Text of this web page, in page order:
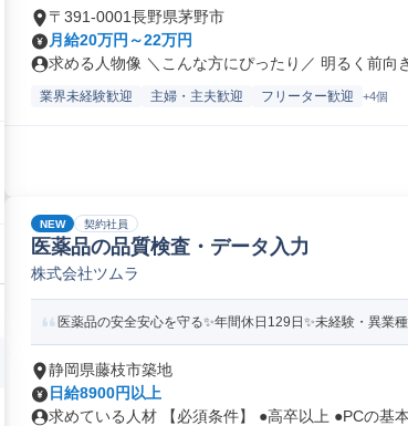
〒391-0001長野県茅野市
月給20万円～22万円
求める人物像 ＼こんな方にぴったり／ 明るく前向
業界未経験歓迎 主婦・主夫歓迎 フリーター歓迎 +4個
NEW 契約社員
医薬品の品質検査・データ入力
株式会社ツムラ
医薬品の安全安心を守る✨年間休日129日✨未経験・異業
静岡県藤枝市築地
日給8900円以上
求めている人材 【必須条件】 ●高卒以上 ●PCの基